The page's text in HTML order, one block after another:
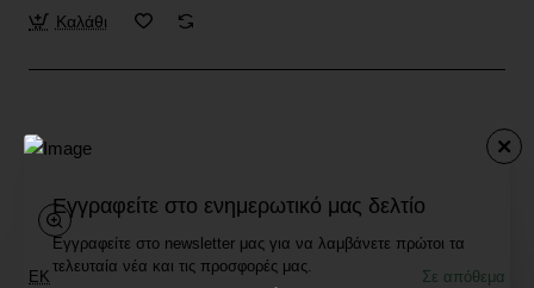
Εγγραφείτε στο ενημερωτικό μας δελτίο
Εγγραφείτε στο newsletter μας για να λαμβάνετε πρώτοι τα
τελευταία νέα και τις προσφορές μας.
Καλάθι
EK Σε απόθεμα